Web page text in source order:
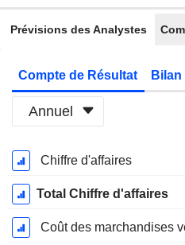
Prévisions des Analystes
Compte de Résultat Bilan
Annuel
Période
Fiscale:
Décembre
Chiffre d'affaires
Total Chiffre d'affaires
Coût des marchandises